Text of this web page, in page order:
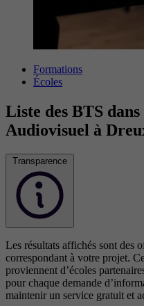
Formations
Écoles
Liste des BTS
Audiovisuel à
Transparence
Les résultats affichés sont des
correspondant à votre projet.
proviennent d’écoles
pour chaque demande
maintenir un service gratuit et